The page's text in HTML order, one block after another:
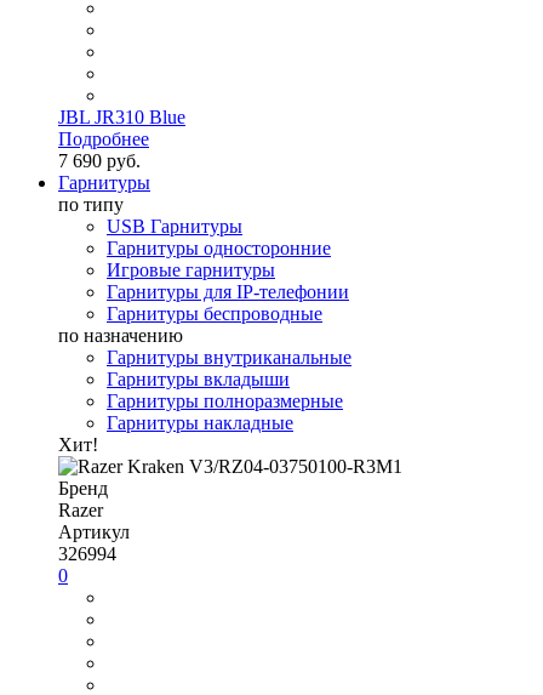
JBL JR310 Blue
Подробнее
7 690 руб.
Гарнитуры
по типу
USB Гарнитуры
Гарнитуры односторонние
Игровые гарнитуры
Гарнитуры для IP-телефонии
Гарнитуры беспроводные
по назначению
Гарнитуры внутриканальные
Гарнитуры вкладыши
Гарнитуры полноразмерные
Гарнитуры накладные
Хит!
Бренд
Razer
Артикул
326994
0